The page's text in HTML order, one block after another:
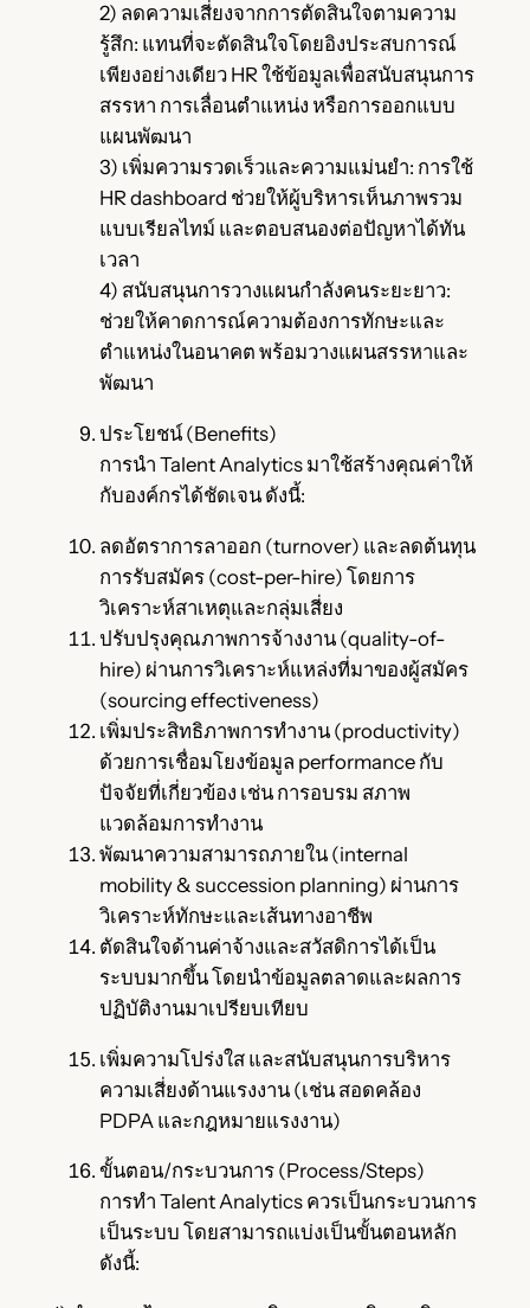
2) ลดความเสี่ยงจากการตัดสินใจตามความ
รู้สึก: แทนที่จะตัดสินใจโดยอิงประสบการณ์
เพียงอย่างเดียว HR ใช้ข้อมูลเพื่อสนับสนุนการ
สรรหา การเลื่อนตำแหน่ง หรือการออกแบบ
แผนพัฒนา
3) เพิ่มความรวดเร็วและความแม่นยำ: การใช้
HR dashboard ช่วยให้ผู้บริหารเห็นภาพรวม
แบบเรียลไทม์ และตอบสนองต่อปัญหาได้ทัน
เวลา
4) สนับสนุนการวางแผนกำลังคนระยะยาว:
ช่วยให้คาดการณ์ความต้องการทักษะและ
ตำแหน่งในอนาคต พร้อมวางแผนสรรหาและ
พัฒนา
ประโยชน์ (Benefits)
การนำ Talent Analytics มาใช้สร้างคุณค่าให้
กับองค์กรได้ชัดเจน ดังนี้:
ลดอัตราการลาออก (turnover) และลดต้นทุน
การรับสมัคร (cost-per-hire) โดยการ
วิเคราะห์สาเหตุและกลุ่มเสี่ยง
ปรับปรุงคุณภาพการจ้างงาน (quality-of-
hire) ผ่านการวิเคราะห์แหล่งที่มาของผู้สมัคร
(sourcing effectiveness)
เพิ่มประสิทธิภาพการทำงาน (productivity)
ด้วยการเชื่อมโยงข้อมูล performance กับ
ปัจจัยที่เกี่ยวข้อง เช่น การอบรม สภาพ
แวดล้อมการทำงาน
พัฒนาความสามารถภายใน (internal
mobility & succession planning) ผ่านการ
วิเคราะห์ทักษะและเส้นทางอาชีพ
ตัดสินใจด้านค่าจ้างและสวัสดิการได้เป็น
ระบบมากขึ้น โดยนำข้อมูลตลาดและผลการ
ปฏิบัติงานมาเปรียบเทียบ
เพิ่มความโปร่งใส และสนับสนุนการบริหาร
ความเสี่ยงด้านแรงงาน (เช่น สอดคล้อง
PDPA และกฎหมายแรงงาน)
ขั้นตอน/กระบวนการ (Process/Steps)
การทำ Talent Analytics ควรเป็นกระบวนการ
เป็นระบบ โดยสามารถแบ่งเป็นขั้นตอนหลัก
ดังนี้: